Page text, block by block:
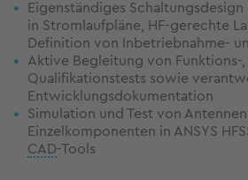
Eigenständiges
in Stromlaufpläne, HF-gerechte
Definition von Inbetriebnahme-
Aktive Begleitung von Funktions-
Qualifikationstests sowie
Entwicklungsdokumentation
Simulation und Test von
Einzelkomponenten in ANSYS
CAD-Tools